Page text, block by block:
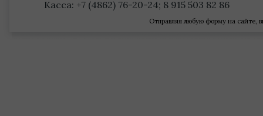
Касса: +7 (4862) 76-20-24; 8 915 503 82 86
Отправляя любую форму на сайте,